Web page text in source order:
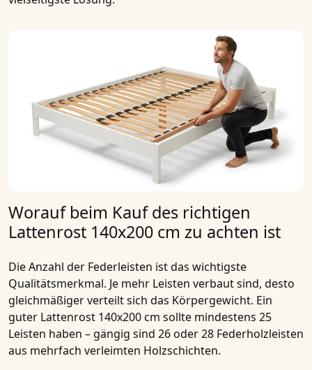
Worauf beim Kauf des richtigen
Lattenrost 140x200 cm zu achten ist
DieAnzahl der Federleisten ist das wichtigste
Qualitätsmerkmal. Je mehr Leisten verbaut sind, desto
gleichmäßiger verteilt sich das Körpergewicht. Ein
guter Lattenrost 140x200 cm sollte mindestens 25
Leisten haben – gängig sind 26 oder 28 Federholzleisten
aus mehrfach verleimten Holzschichten.